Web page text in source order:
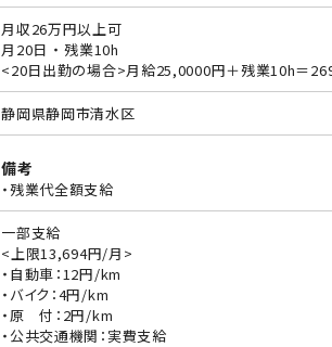
月収26万円以上可
月20日 ・ 残業10h
<20日出勤の場合>月給25,0000円＋残業10h＝
静岡県静岡市清水区
備考
・残業代全額支給
一部支給
<上限13,694円/月>
・自動車：12円/km
・バイク：4円/km
・原 付：2円/km
・公共交通機関：実費支給